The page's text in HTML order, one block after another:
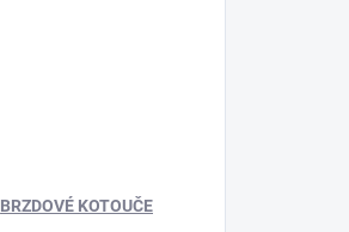
BRZDOVÉ KOTOUČE